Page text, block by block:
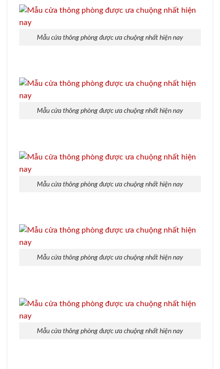
Mẫu cửa thông phòng được ưa chuộng nhất hiện nay
Mẫu cửa thông phòng được ưa chuộng nhất hiện nay
Mẫu cửa thông phòng được ưa chuộng nhất hiện nay
Mẫu cửa thông phòng được ưa chuộng nhất hiện nay
Mẫu cửa thông phòng được ưa chuộng nhất hiện nay